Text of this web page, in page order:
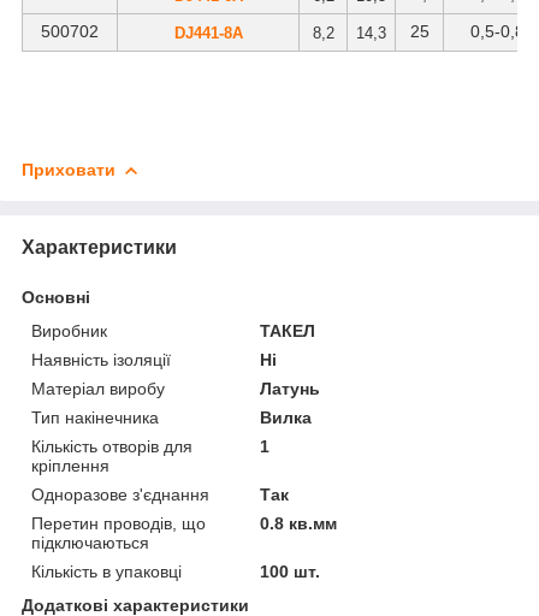
500702
DJ441-8А 8,2 14,3 25 0 ,5-0,8
Приховати
Характеристики
Основні
Виробник
ТАКЕЛ
Наявність ізоляції
Ні
Матеріал виробу
Латунь
Тип накінечника
Вилка
Кількість отворів для
кріплення
1
Одноразове з'єднання
Так
Перетин проводів, що
підключаються
0.8 кв.мм
Кількість в упаковці
100 шт.
Додаткові характеристики